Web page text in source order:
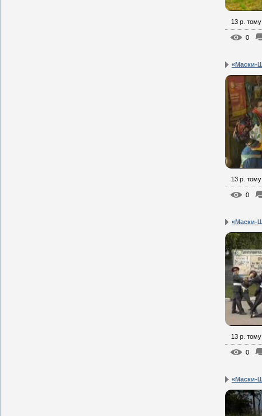
13 р. тому
0
«Маски-
13 р. тому
0
«Маски-
13 р. тому
0
«Маски-